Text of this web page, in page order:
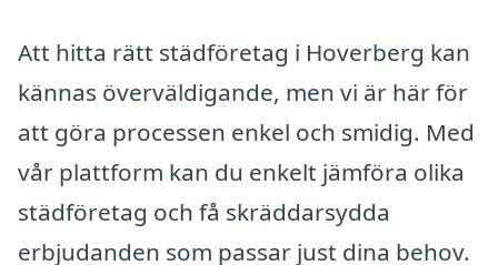
Att hitta rätt städföretag i Hoverberg kan
kännas överväldigande, men vi är här för
att göra processen enkel och smidig. Med
vår plattform kan du enkelt jämföra olika
städföretag och få skräddarsydda
erbjudanden som passar just dina behov.